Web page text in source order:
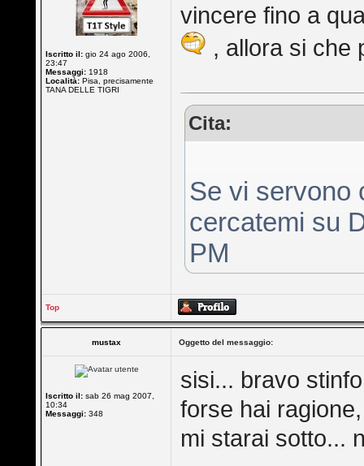
Iscritto il: gio 24 ago 2006,
23:47
Messaggi: 1918
Località: Pisa, precisamente
TANA DELLE TIGRI
vincere fino a
, allora si che
Cita:
Se vi servono
cercatemi su
PM
Top
mustax Oggetto del messaggio:
Iscritto il: sab 26 mag 2007,
10:34
Messaggi: 348
sisi... bravo
forse hai
mi starai sotto...